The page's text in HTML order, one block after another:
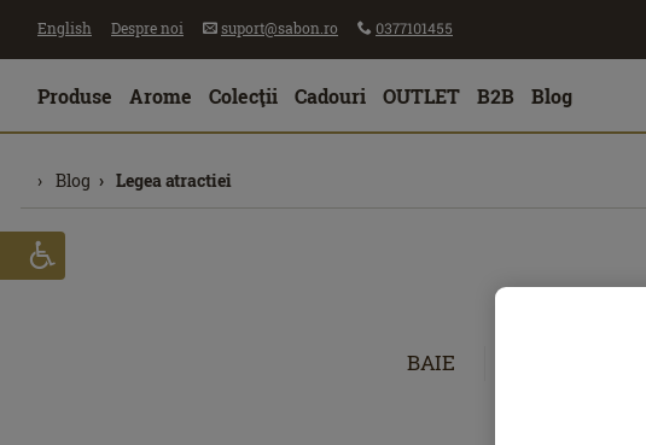
English Despre noi suport@sabon.ro 0377101455
Produse Arome Colecţii Cadouri OUTLET B2B Blog
Blog Legea atractiei
BAIE